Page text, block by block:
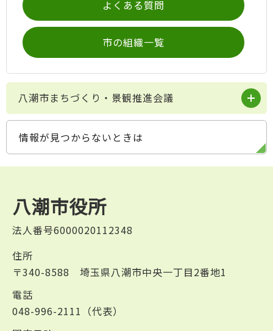
よくある質問
市の組織一覧
八潮市まちづくり・景観推進会議
情報が見つからないときは
八潮市役所
法人番号6000020112348
住所
〒340-8588 埼玉県八潮市中央一丁目2番地1
電話
048-996-2111（代表）